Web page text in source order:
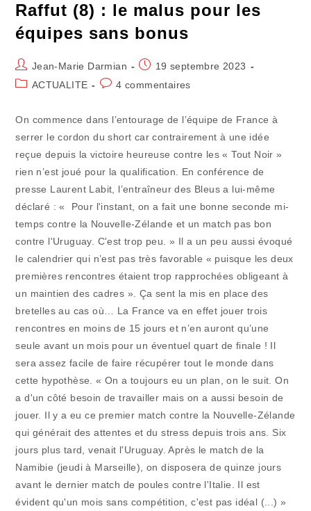
Raffut (8) : le malus pour les
équipes sans bonus
Auteur/autrice
de
Jean-Marie Darmian
Publication
publiée :
19 septembre 2023
PostACTUALITE
Commentaires
publication :
4 commentaires
On commence dans l’entourage de l’équipe de France à
serrer le cordon du short car contrairement à une idée
reçue depuis la victoire heureuse contre les « Tout Noir »
rien n’est joué pour la qualification. En conférence de
presse Laurent Labit, l’entraîneur des Bleus a lui-même
déclaré : « Pour l'instant, on a fait une bonne seconde mi-
temps contre la Nouvelle-Zélande et un match pas bon
contre l'Uruguay. C'est trop peu. » Il a un peu aussi évoqué
le calendrier qui n’est pas très favorable « puisque les deux
premières rencontres étaient trop rapprochées obligeant à
un maintien des cadres ». Ça sent la mis en place des
bretelles au cas où… La France va en effet jouer trois
rencontres en moins de 15 jours et n’en auront qu’une
seule avant un mois pour un éventuel quart de finale ! Il
sera assez facile de faire récupérer tout le monde dans
cette hypothèse. « On a toujours eu un plan, on le suit. On
a d'un côté besoin de travailler mais on a aussi besoin de
jouer. Il y a eu ce premier match contre la Nouvelle-Zélande
qui générait des attentes et du stress depuis trois ans. Six
jours plus tard, venait l'Uruguay. Après le match de la
Namibie (jeudi à Marseille), on disposera de quinze jours
avant le dernier match de poules contre l'Italie. Il est
évident qu'un mois sans compétition, c'est pas idéal (...) »